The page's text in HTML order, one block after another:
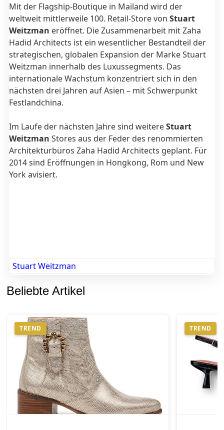
Mit der Flagship-Boutique in Mailand wird der
weltweit mittlerweile 100. Retail-Store von Stuart
Weitzman eröffnet. Die Zusammenarbeit mit Zaha
Hadid Architects ist ein wesentlicher Bestandteil der
strategischen, globalen Expansion der Marke Stuart
Weitzman innerhalb des Luxussegments. Das
internationale Wachstum konzentriert sich in den
nächsten drei Jahren auf Asien – mit Schwerpunkt
Festlandchina.
Im Laufe der nächsten Jahre sind weitereStuart
Weitzman Stores aus der Feder des renommierten
Architekturbüros Zaha Hadid Architects geplant. Für
2014 sind Eröffnungen in Hongkong, Rom und New
York avisiert.
Stuart Weitzman
Beliebte Artikel
TREND TREND